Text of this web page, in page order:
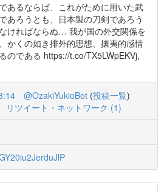
あるならば、これがために用いた武
あろうとも、日本製の刀剣であろう
ければならぬ… 我が国の外交関係を
かくの如き排外的思想、攘夷的感情
のである https://t.co/TX5LWpEKVj,
@OzakiYukioBot (投稿一覧)
リツイート・ネットワーク (1)